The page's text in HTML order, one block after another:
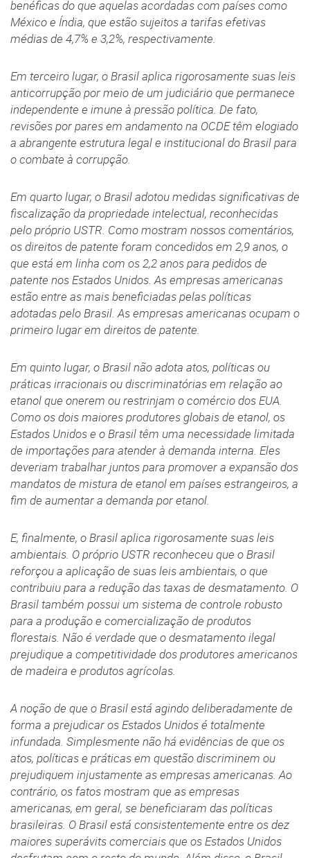
benéficas do que aquelas acordadas com países como
México e Índia, que estão sujeitos a tarifas efetivas
médias de 4,7% e 3,2%, respectivamente.
Em terceiro lugar, o Brasil aplica rigorosamente suas leis
anticorrupção por meio de um judiciário que permanece
independente e imune à pressão política. De fato,
revisões por pares em andamento na OCDE têm elogiado
a abrangente estrutura legal e institucional do Brasil para
o combate à corrupção.
Em quarto lugar, o Brasil adotou medidas significativas de
fiscalização da propriedade intelectual, reconhecidas
pelo próprio USTR. Como mostram nossos comentários,
os direitos de patente foram concedidos em 2,9 anos, o
que está em linha com os 2,2 anos para pedidos de
patente nos Estados Unidos. As empresas americanas
estão entre as mais beneficiadas pelas políticas
adotadas pelo Brasil. As empresas americanas ocupam o
primeiro lugar em direitos de patente.
Em quinto lugar, o Brasil não adota atos, políticas ou
práticas irracionais ou discriminatórias em relação ao
etanol que onerem ou restrinjam o comércio dos EUA.
Como os dois maiores produtores globais de etanol, os
Estados Unidos e o Brasil têm uma necessidade limitada
de importações para atender à demanda interna. Eles
deveriam trabalhar juntos para promover a expansão dos
mandatos de mistura de etanol em países estrangeiros, a
fim de aumentar a demanda por etanol.
E, finalmente, o Brasil aplica rigorosamente suas leis
ambientais. O próprio USTR reconheceu que o Brasil
reforçou a aplicação de suas leis ambientais, o que
contribuiu para a redução das taxas de desmatamento. O
Brasil também possui um sistema de controle robusto
para a produção e comercialização de produtos
florestais. Não é verdade que o desmatamento ilegal
prejudique a competitividade dos produtores americanos
de madeira e produtos agrícolas.
A noção de que o Brasil está agindo deliberadamente de
forma a prejudicar os Estados Unidos é totalmente
infundada. Simplesmente não há evidências de que os
atos, políticas e práticas em questão discriminem ou
prejudiquem injustamente as empresas americanas. Ao
contrário, os fatos mostram que as empresas
americanas, em geral, se beneficiaram das políticas
brasileiras. O Brasil está consistentemente entre os dez
maiores superávits comerciais que os Estados Unidos